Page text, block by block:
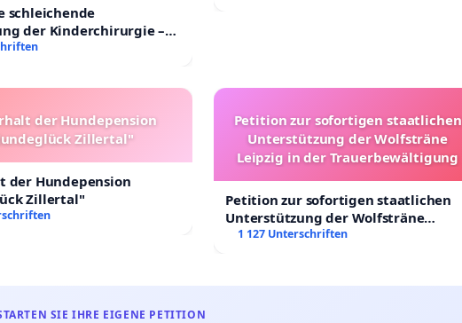
schleichende
der Kinderchirurgie –
Versorgung aller
der Hundepension
Zillertal"
der Hundepension
Zillertal"
Petition zur sofortigen staatlichen
Unterstützung der Wolfsträne
Leipzig in der Trauerbewältigung
Petition zur sofortigen staatlichen
Unterstützung der Wolfsträne
Leipzig in der Trauerbewältigung
1 127 Unterschriften
SIE IHRE EIGENE PETITION